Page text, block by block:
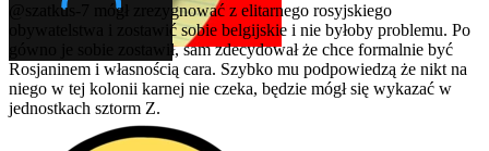
@szatkus-7
mógł zrezygnować z elitarnego rosyjskiego
obywatelstwa i zostawić sobie belgijskie i nie byłoby problemu. Po
gówno je sobie zostawił, sam zdecydował że chce formalnie być
Rosjaninem i własnością cara. Szybko mu podpowiedzą że nikt na
niego w tej kolonii karnej nie czeka, będzie mógł się wykazać w
jednostkach sztorm Z.